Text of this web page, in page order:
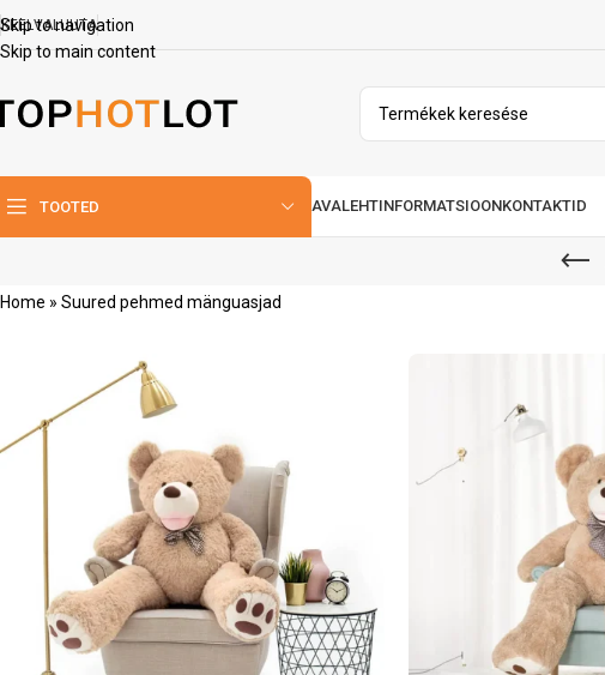
Skip to navigation
Skip to main content
KEELVALUUTA
TOOTED AVALEHTINFORMATSIOONKONTAKTID
Home » Suured pehmed mänguasjad